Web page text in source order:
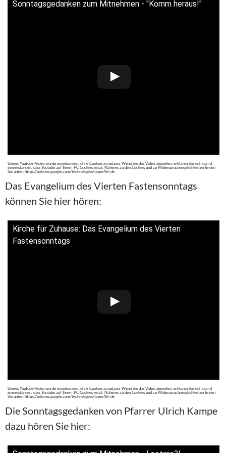
Sonntagsgedanken zum Mitnehmen - "Komm heraus!"
Dieses Youtube-Video wurde eingebunden, ohne Cookies zu setzen. Wenn Sie das Video abspielen, erklären Sie sich damit
einverstanden, dass Youtube auf Ihrem PC Cookies setzt. Näheres zu den Cookies und zu Widerspruchmöglichkeiten finden
Sie unter: https://policies.google.com/technologies/types?hl=de
Das Evangelium des Vierten Fastensonntags
können Sie hier hören:
Kirche für Zuhause: Das Evangelium des Vierten
Fastensonntags
Dieses Youtube-Video wurde eingebunden, ohne Cookies zu setzen. Wenn Sie das Video abspielen, erklären Sie sich damit
einverstanden, dass Youtube auf Ihrem PC Cookies setzt. Näheres zu den Cookies und zu Widerspruchmöglichkeiten finden
Sie unter: https://policies.google.com/technologies/types?hl=de
Die Sonntagsgedanken von Pfarrer Ulrich Kampe
dazu hören Sie hier: